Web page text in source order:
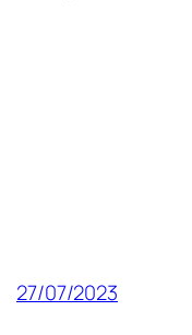
27/07/2023